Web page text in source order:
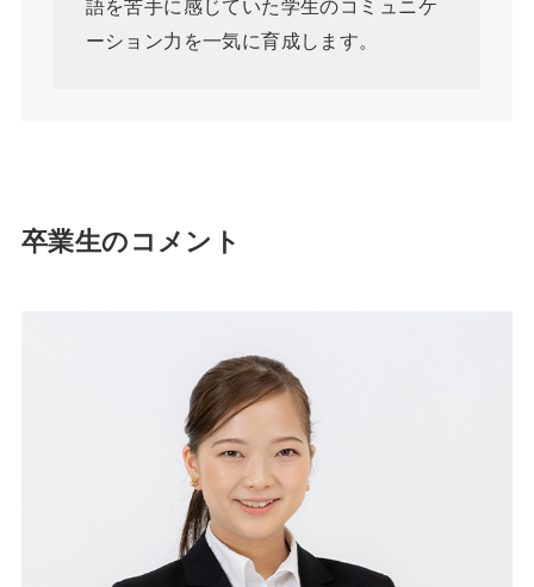
語を苦手に感じていた学生のコミュニケ
ーション力を一気に育成します。
卒業生のコメント